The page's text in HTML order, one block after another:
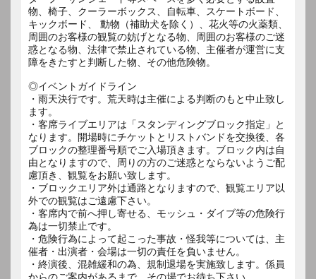
物、椅子、クーラーボックス、自転車、スケートボード、
キックボード、 動物（補助犬を除く）、花火等の火薬類、
周囲のお客様の観覧の妨げとなる物、周囲のお客様のご迷
惑となる物、法律で禁止されている物、主催者が運営に支
障をきたすと判断した物、その他危険物。
◎イベントガイドライン
・雨天決行です。荒天時は主催による判断のもと中止致し
ます。
・客席ライブエリアは「スタンディングブロック指定」と
なります。開場時にチケットとリストバンドを交換後、各
ブロックの整理番号順でご入場頂きます。ブロック内は自
由となりますので、周りの方のご迷惑とならないようご配
慮頂き、観覧をお願い致します。
・ブロックエリア外は通路となりますので、観覧エリア以
外での観覧はご遠慮下さい。
・客席内で前へ押し寄せる、モッシュ・ダイブ等の危険行
為は一切禁止です。
・危険行為によって起こった事故・怪我等については、主
催者・出演者・会場は一切の責任を負いません。
・終演後、混雑緩和の為、規制退場を実施致します。係員